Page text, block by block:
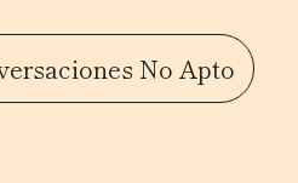
No Apto